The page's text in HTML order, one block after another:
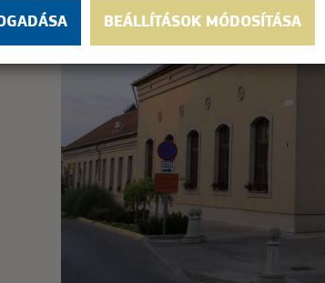
BEÁLLÍTÁSOK MÓDOSÍTÁSA